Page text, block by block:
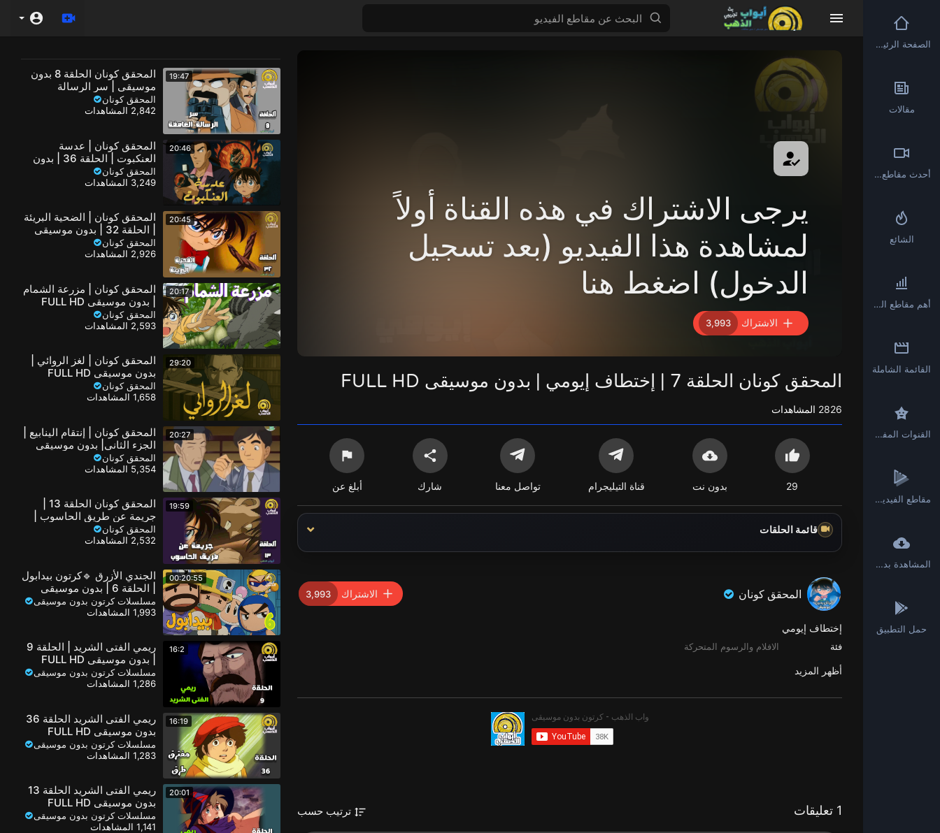
يرجى الاشتراك في هذه القناة أولاً
لمشاهدة هذا الفيديو (بعد تسجيل
الدخول) اضغط هنا
الاشتراك 3,993
المحقق كونان الحلقة 7 | إختطاف إيومي | بدون موسيقى FULL HD
2826 المشاهدات
29 بدون نت قناة التيليجرام تواصل معنا شارك أبلغ عن
قائمة الحلقات
المحقق كونان الاشتراك 3,993
إختطاف إيومي
فئة الافلام والرسوم المتحركة
أظهر المزيد
1 تعليقات ترتيب حسب
19:47
المحقق كونان الحلقة 8 بدون
موسيقى | سر الرسالة
الغامضة | FULL HD
المحقق كونان
2,842 المشاهدات
20:46
المحقق كونان | عدسة
العنكبوت | الحلقة 36 | بدون
موسيقى FULL HD
المحقق كونان
3,249 المشاهدات
20:45
المحقق كونان | الضحية البريئة
| الحلقة 32 | بدون موسيقى
FULL HD
المحقق كونان
2,926 المشاهدات
20:17
المحقق كونان | مزرعة الشمام
| بدون موسيقى FULL HD
المحقق كونان
2,593 المشاهدات
29:20
المحقق كونان | لغز الروائي |
بدون موسيقى FULL HD
المحقق كونان
1,658 المشاهدات
20:27
المحقق كونان | إنتقام الينابيع |
الجزء الثاني| بدون موسيقى
المحقق كونان
5,354 المشاهدات
19:59
المحقق كونان الحلقة 13 |
جريمة عن طريق الحاسوب |
بدون موسيقى FULL HD
المحقق كونان
2,532 المشاهدات
00:20:55
الجندي الأزرق 🔹كرتون بيدابول
| الحلقة 6 | بدون موسيقى
FULL HD
مسلسلات كرتون بدون موسيقى
1,993 المشاهدات
16:2
ريمي الفتى الشريد | الحلقة 9
| بدون موسيقى FULL HD
مسلسلات كرتون بدون موسيقى
1,286 المشاهدات
16:19
ريمي الفتى الشريد الحلقة 36
بدون موسيقى FULL HD
مسلسلات كرتون بدون موسيقى
1,283 المشاهدات
20:01
ريمي الفتى الشريد الحلقة 13
بدون موسيقى FULL HD
مسلسلات كرتون بدون موسيقى
1,141 المشاهدات
الصفحة الرئيسية
مقالات
أحدث مقاطع الفيديو
الشائع
أهم مقاطع الفيديو
القائمة الشاملة
القنوات المفضلة
مقاطع الفيديو القصيرة
المشاهدة بدون انترنت
حمل التطبيق